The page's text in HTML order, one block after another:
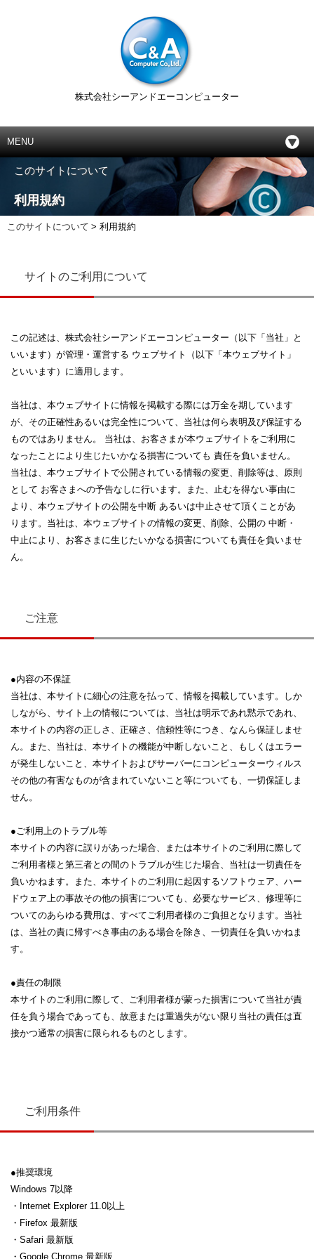
株式会社シーアンドエーコンピューター
MENU
このサイトについて
利用規約
このサイトについて > 利用規約
サイトのご利用について
この記述は、株式会社シーアンドエーコンピューター（以下「当社」と
いいます）が管理・運営する ウェブサイト（以下「本ウェブサイト」
といいます）に適用します。
当社は、本ウェブサイトに情報を掲載する際には万全を期しています
が、その正確性あるいは完全性について、当社は何ら表明及び保証する
ものではありません。 当社は、お客さまが本ウェブサイトをご利用に
なったことにより生じたいかなる損害についても 責任を負いません。
当社は、本ウェブサイトで公開されている情報の変更、削除等は、原則
として お客さまへの予告なしに行います。また、止むを得ない事由に
より、本ウェブサイトの公開を中断 あるいは中止させて頂くことがあ
ります。当社は、本ウェブサイトの情報の変更、削除、公開の 中断・
中止により、お客さまに生じたいかなる損害についても責任を負いませ
ん。
ご注意
●内容の不保証
当社は、本サイトに細心の注意を払って、情報を掲載しています。しか
しながら、サイト上の情報については、当社は明示であれ黙示であれ、
本サイトの内容の正しさ、正確さ、信頼性等につき、なんら保証しませ
ん。また、当社は、本サイトの機能が中断しないこと、もしくはエラー
が発生しないこと、本サイトおよびサーバーにコンピューターウィルス
その他の有害なものが含まれていないこと等についても、一切保証しま
せん。
●ご利用上のトラブル等
本サイトの内容に誤りがあった場合、または本サイトのご利用に際して
ご利用者様と第三者との間のトラブルが生じた場合、当社は一切責任を
負いかねます。また、本サイトのご利用に起因するソフトウェア、ハー
ドウェア上の事故その他の損害についても、必要なサービス、修理等に
ついてのあらゆる費用は、すべてご利用者様のご負担となります。当社
は、当社の責に帰すべき事由のある場合を除き、一切責任を負いかねま
す。
●責任の制限
本サイトのご利用に際して、ご利用者様が蒙った損害について当社が責
任を負う場合であっても、故意または重過失がない限り当社の責任は直
接かつ通常の損害に限られるものとします。
ご利用条件
●推奨環境
Windows 7以降
・Internet Explorer 11.0以上
・Firefox 最新版
・Safari 最新版
・Google Chrome 最新版